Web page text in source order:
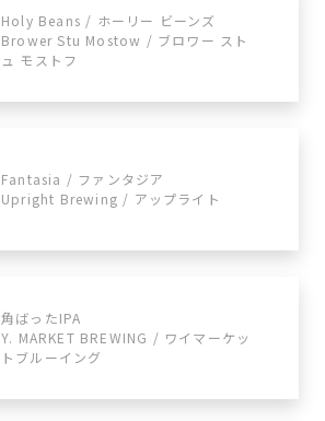
Holy Beans / ホーリー ビーンズ
Brower Stu Mostow / ブロワー スト
ュ モストフ
Fantasia / ファンタジア
Upright Brewing / アップライト
角ばったIPA
Y. MARKET BREWING / ワイマーケッ
トブルーイング